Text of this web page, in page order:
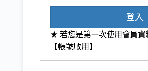
登入
★ 若您是第一次使用會員資
【帳號啟用】